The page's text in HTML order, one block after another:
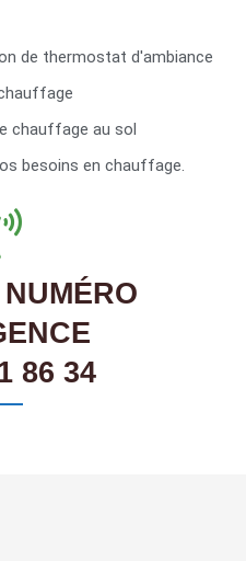
de thermostat d'ambiance
chauffage au sol
besoins en chauffage.
86 34